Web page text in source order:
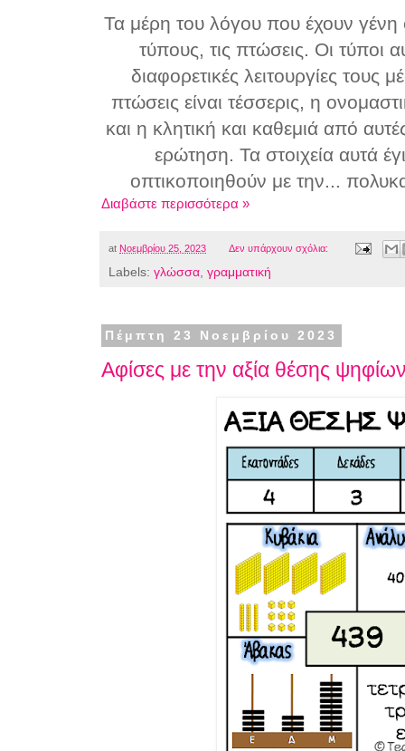
Τα μέρη του λόγου που έχουν γένη
τύπους, τις πτώσεις. Οι τύποι
διαφορετικές λειτουργίες
πτώσεις είναι τέσσερις, η
και η κλητική και καθεμιά από
ερώτηση. Τα στοιχεία αυτά
οπτικοποιηθούν με την...
Διαβάστε περισσότερα »
at Νοεμβρίου 25, 2023 Δεν υπάρχουν σχόλια:
Labels: γλώσσα, γραμματική
Πέμπτη 23 Νοεμβρίου 2023
Αφίσες με την αξία θέσης